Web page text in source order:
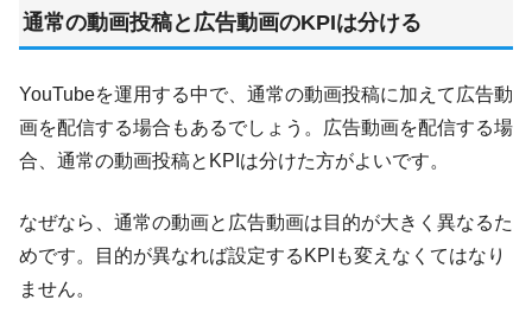
通常の動画投稿と広告動画のKPIは分ける
YouTubeを運用する中で、通常の動画投稿に加えて広告動
画を配信する場合もあるでしょう。広告動画を配信する場
合、通常の動画投稿とKPIは分けた方がよいです。
なぜなら、通常の動画と広告動画は目的が大きく異なるた
めです。目的が異なれば設定するKPIも変えなくてはなり
ません。